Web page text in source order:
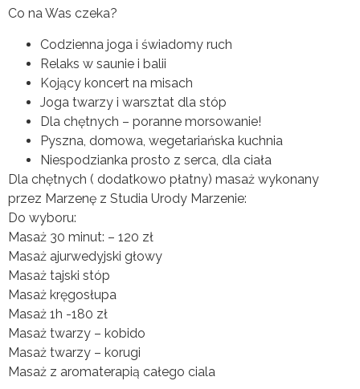
Co na Was czeka?
Codzienna joga i świadomy ruch
Relaks w saunie i balii
Kojący koncert na misach
Joga twarzy i warsztat dla stóp
Dla chętnych – poranne morsowanie!
Pyszna, domowa, wegetariańska kuchnia
Niespodzianka prosto z serca, dla ciała
Dla chętnych ( dodatkowo płatny) masaż wykonany
przez Marzenę z Studia Urody Marzenie:
Do wyboru:
Masaż 30 minut: – 120 zł
Masaż ajurwedyjski głowy
Masaż tajski stóp
Masaż kręgosłupa
Masaż 1h -180 zł
Masaż twarzy – kobido
Masaż twarzy – korugi
Masaż z aromaterapią całego ciala